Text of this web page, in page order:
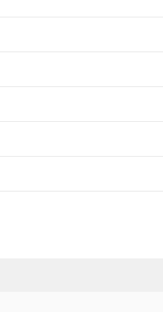
ダウンロードは